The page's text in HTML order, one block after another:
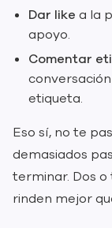
Dar like a la
apoyo.
Comentar
etiqueta.
Eso sí, no te
demasiados
terminar. Dos
rinden mejor